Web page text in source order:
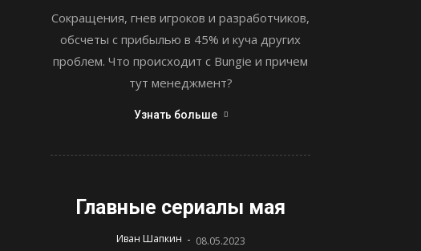
Сокращения, гнев игроков и разработчиков,
обсчеты с прибылью в 45% и куча других
проблем. Что происходит с Bungie и причем
тут менеджмент?
Узнать больше
Главные сериалы мая
Иван Шапкин - 08.05.2023